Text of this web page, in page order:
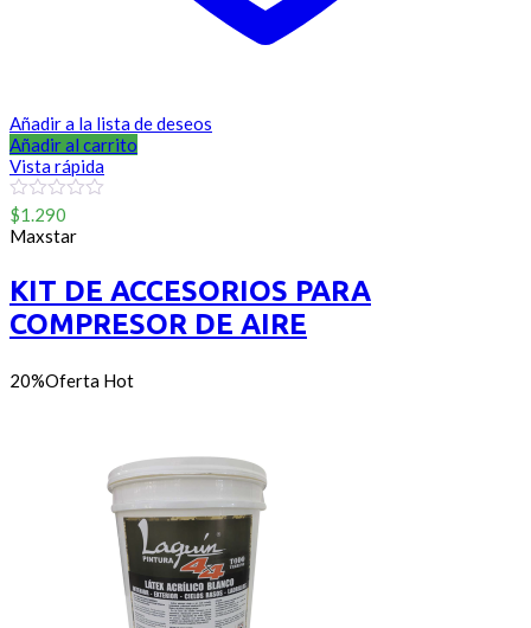
Añadir a la lista de deseos
Añadir al carrito
Vista rápida
0
out
of
$1.290
Maxstar
KIT DE ACCESORIOS PARA
COMPRESOR DE AIRE
20%Oferta Hot